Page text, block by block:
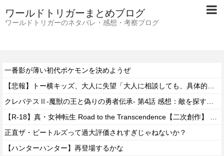
ワールドトリガーまとめブログ
ワールドトリガーのネタバレ・感想・考察ブログ
一番影が薄い初代ポケモンを決めようぜ
正直ザ・ビートルズって過大評価されすぎじゃねないか？
【ハンターハンター】再登場するかな